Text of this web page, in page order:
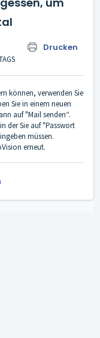
Drucken
können, verwenden Sie
Sie in einem neuen
auf "Mail senden“.
der Sie auf "Passwort
müssen.
erneut.